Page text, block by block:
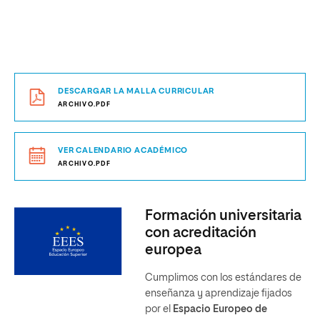
DESCARGAR LA MALLA CURRICULAR
ARCHIVO.PDF
VER CALENDARIO ACADÉMICO
ARCHIVO.PDF
Formación universitaria
con acreditación
europea
Cumplimos con los estándares de
enseñanza y aprendizaje fijados
por el Espacio Europeo de